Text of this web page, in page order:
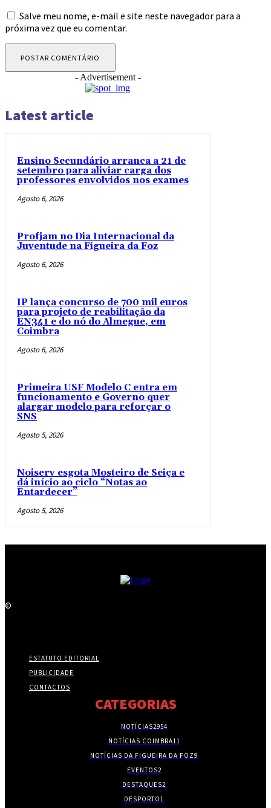
Salve meu nome, e-mail e site neste navegador para a
próxima vez que eu comentar.
- Advertisement -
Latest article
Ensino Secundário arranca a 21 de
setembro para aliviar carga dos
professores envolvidos nos exames
Agosto 6, 2026
Profjam no Dia Internacional da
Juventude na Figueira da Foz
Agosto 6, 2026
IP lança concurso de 700 mil euros
para projeto de reabilitação da
EN341 e do nó do Almegue, em
Coimbra
Agosto 6, 2026
Primeira USF Modelo C entra em
funcionamento e Governo quer
alargar modelo para reforçar o
SNS
Agosto 5, 2026
Noiserv esgota Mosteiro de Seiça e
dá início ao ciclo “Notas ao
Entardecer”
Agosto 5, 2026
©
ESTATUTO EDITORIAL
PUBLICIDADE
CONTACTOS
CATEGORIAS
NOTÍCIAS2954
NOTÍCIAS COIMBRA11
NOTÍCIAS DA FIGUEIRA DA FOZ9
EVENTOS2
DESTAQUES2
DESPORTO1